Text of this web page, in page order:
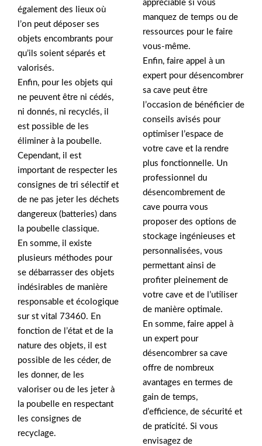
également des lieux où
l’on peut déposer ses
objets encombrants pour
qu’ils soient séparés et
valorisés.
Enfin, pour les objets qui
ne peuvent être ni cédés,
ni donnés, ni recyclés, il
est possible de les
éliminer à la poubelle.
Cependant, il est
important de respecter les
consignes de tri sélectif et
de ne pas jeter les déchets
dangereux (batteries) dans
la poubelle classique.
En somme, il existe
plusieurs méthodes pour
se débarrasser des objets
indésirables de manière
responsable et écologique
sur st vital 73460. En
fonction de l’état et de la
nature des objets, il est
possible de les céder, de
les donner, de les
valoriser ou de les jeter à
la poubelle en respectant
les consignes de
recyclage.
appréciable si vous
manquez de temps ou de
ressources pour le faire
vous-même.
Enfin, faire appel à un
expert pour désencombrer
sa cave peut être
l’occasion de bénéficier de
conseils avisés pour
optimiser l’espace de
votre cave et la rendre
plus fonctionnelle. Un
professionnel du
désencombrement de
cave pourra vous
proposer des options de
stockage ingénieuses et
personnalisées, vous
permettant ainsi de
profiter pleinement de
votre cave et de l’utiliser
de manière optimale.
En somme, faire appel à
un expert pour
désencombrer sa cave
offre de nombreux
avantages en termes de
gain de temps,
d’efficience, de sécurité et
de praticité. Si vous
envisagez de